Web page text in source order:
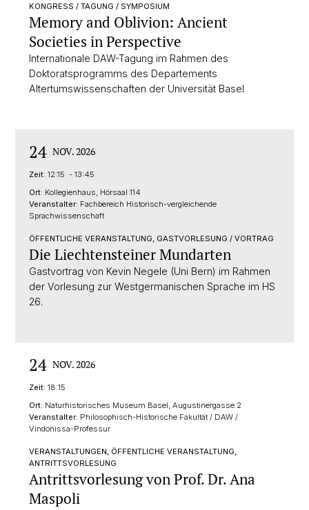
KONGRESS / TAGUNG / SYMPOSIUM
Memory and Oblivion: Ancient
Societies in Perspective
Internationale DAW-Tagung im Rahmen des
Doktoratsprogramms des Departements
Altertumswissenschaften der Universität Basel
24 NOV. 2026
Zeit: 12:15 - 13:45
Ort: Kollegienhaus, Hörsaal 114
Veranstalter: Fachbereich Historisch-vergleichende
Sprachwissenschaft
ÖFFENTLICHE VERANSTALTUNG, GASTVORLESUNG / VORTRAG
Die Liechtensteiner Mundarten
Gastvortrag von Kevin Negele (Uni Bern) im Rahmen
der Vorlesung zur Westgermanischen Sprache im HS
26.
24 NOV. 2026
Zeit: 18:15
Ort: Naturhistorisches Museum Basel, Augustinergasse 2
Veranstalter: Philosophisch-Historische Fakultät / DAW /
Vindonissa-Professur
VERANSTALTUNGEN, ÖFFENTLICHE VERANSTALTUNG,
ANTRITTSVORLESUNG
Antrittsvorlesung von Prof. Dr. Ana
Maspoli